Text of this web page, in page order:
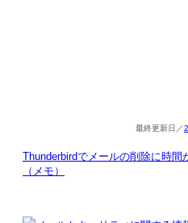
Thunderbirdでメールの削除に時
（メモ）